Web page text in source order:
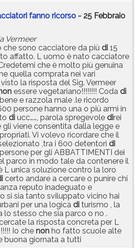
fanno ricorso - 25 Febbraio
Vermeer
che sono cacciatore da più di 15
affatto. L uomo è nato cacciatore
che è molto più genuina
quella comprata nei vari
visto la risposta del Sig. Vermeer
essere vegetariano!!!!!!!! Coda di
e razzola male .le ricordo
persone hanno una o più armi in
di ucc……, parola spregevole direi
viene consentita dalla legge e
Vi volevo ricordare che il
,tra i 600 detentori di
per gli ABBATTIMENTI dei
parco in modo tale da contenere il
L unica soluzione contro la loro
certo andare a cercare o punire chi
reputo inadeguato e
si sia tanto sviluppato vicino hai
per una logica di turismo , la
lo stesso che sia parco o no .
la risposta concreta per L
Io che non ho fatto scuole alte
buona giornata a tutti